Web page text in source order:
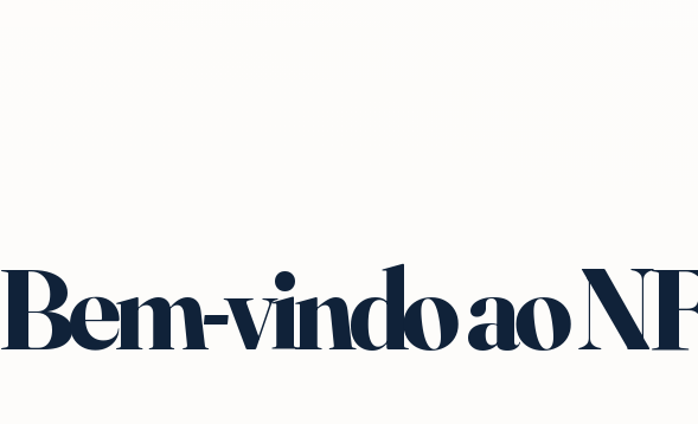
Bem-vindo ao